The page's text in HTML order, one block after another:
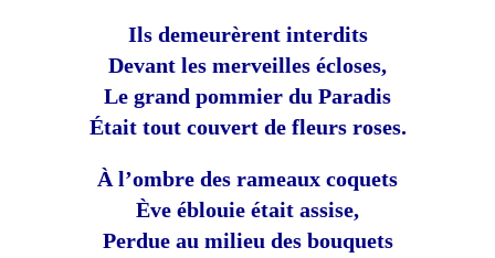
Ils demeurèrent interdits
Devant les merveilles écloses,
Le grand pommier du Paradis
Était tout couvert de fleurs roses.
À l’ombre des rameaux coquets
Ève éblouie était assise,
Perdue au milieu des bouquets